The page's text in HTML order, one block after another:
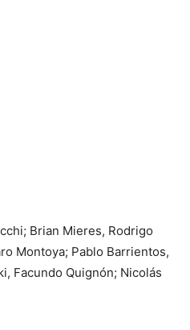
Brian Mieres, Rodrigo
Montoya; Pablo Barrientos,
Facundo Quignón; Nicolás